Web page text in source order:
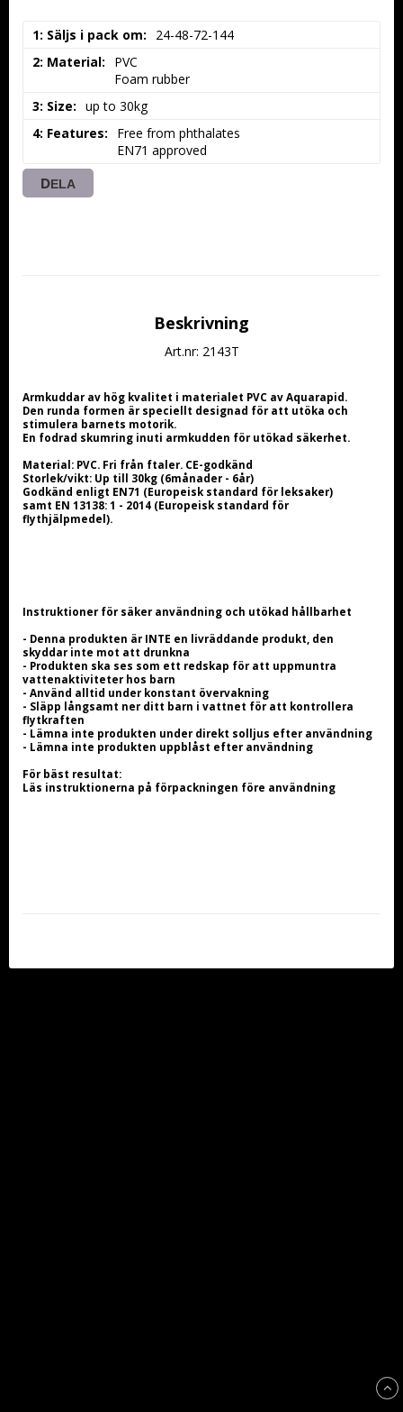
1: Säljs i pack om
24-48-72-144
2: Material
PVC
Foam rubber
3: Size
up to 30kg
4: Features
Free from phthalates
EN71 approved
DELA
Beskrivning
Art.nr: 2143T
Armkuddar av hög kvalitet i materialet PVC av Aquarapid.
Den runda formen är speciellt designad för att utöka och
stimulera barnets motorik.
En fodrad skumring inuti armkudden för utökad säkerhet.
Material: PVC. Fri från ftaler. CE-godkänd
Storlek/vikt: Up till 30kg (6månader - 6år)
Godkänd enligt EN71 (Europeisk standard för leksaker)
samt EN 13138: 1 - 2014 (Europeisk standard för
flythjälpmedel).
Instruktioner för säker användning och utökad hållbarhet
- Denna produkten är INTE en livräddande produkt, den
skyddar inte mot att drunkna
- Produkten ska ses som ett redskap för att uppmuntra
vattenaktiviteter hos barn
- Använd alltid under konstant övervakning
- Släpp långsamt ner ditt barn i vattnet för att kontrollera
flytkraften
- Lämna inte produkten under direkt solljus efter användning
- Lämna inte produkten uppblåst efter användning
För bäst resultat:
Läs instruktionerna på förpackningen före användning